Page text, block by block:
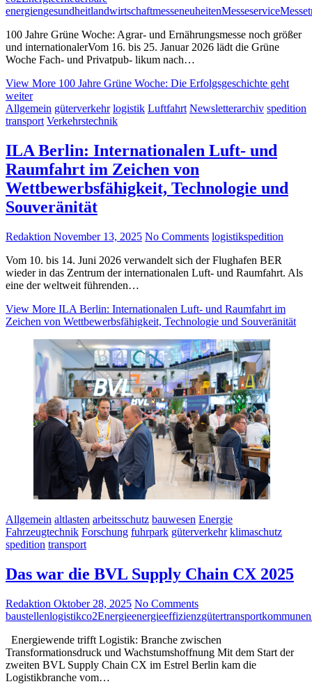
energiengesundheitlandwirtschaftmesseneuheitenMesseservice
100 Jahre Grüne Woche: Agrar- und Ernährungsmesse noch größer
und internationalerVom 16. bis 25. Januar 2026 lädt die Grüne
Woche Fach- und Privatpub- likum nach…
View More 100 Jahre Grüne Woche: Die Erfolgsgeschichte geht
weiter
Allgemein güterverkehr logistik Luftfahrt Newsletterarchiv spedition
transport Verkehrstechnik
ILA Berlin: Internationalen Luft- und
Raumfahrt im Zeichen von
Wettbewerbsfähigkeit, Technologie und
Souveränität
Redaktion November 13, 2025 No Comments logistikspedition
Vom 10. bis 14. Juni 2026 verwandelt sich der Flughafen BER
wieder in das Zentrum der internationalen Luft- und Raumfahrt. Als
eine der weltweit führenden…
View More ILA Berlin: Internationalen Luft- und Raumfahrt im
Zeichen von Wettbewerbsfähigkeit, Technologie und Souveränität
Allgemein altlasten arbeitsschutz bauwesen Energie
Fahrzeugtechnik Forschung fuhrpark güterverkehr klimaschutz
spedition transport
Das war die BVL Supply Chain CX 2025
Redaktion Oktober 28, 2025 No Comments
baustellenlogistikco2Energieenergieeffizienzgütertransportkommunen
Energiewende trifft Logistik: Branche zwischen
Transformationsdruck und Wachstumshoffnung Mit dem Start der
zweiten BVL Supply Chain CX im Estrel Berlin kam die
Logistikbranche vom…